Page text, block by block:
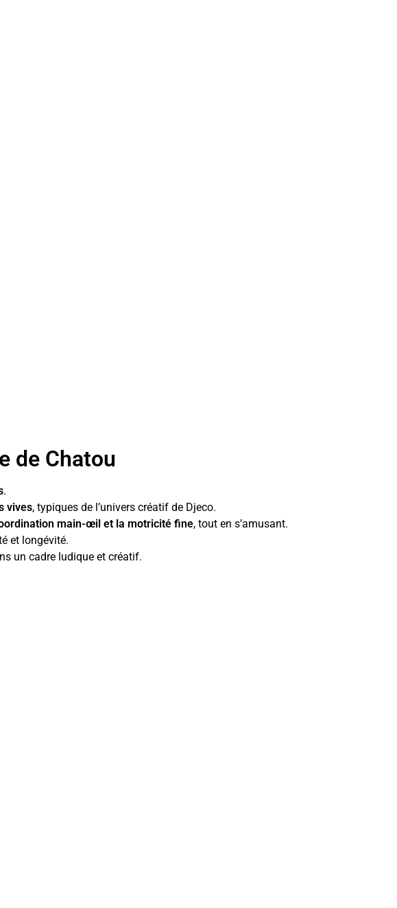
de Chatou
.
vives, typiques de l’univers créatif de Djeco.
main-œil et la motricité fine, tout en s’amusant.
et longévité.
un cadre ludique et créatif.